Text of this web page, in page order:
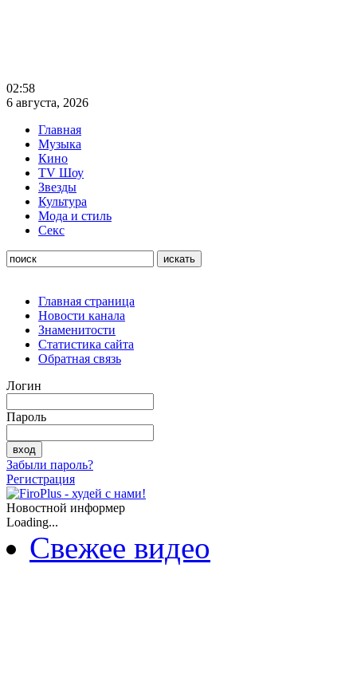
02:58
6 августа, 2026
Главная
Музыка
Кино
TV Шоу
Звезды
Культура
Мода и стиль
Секс
Главная страница
Новости канала
Знаменитости
Статистика сайта
Обратная связь
Логин
Пароль
Забыли пароль?
Регистрация
Новостной информер
Loading...
Свежее видео